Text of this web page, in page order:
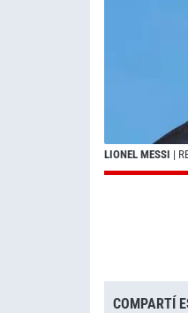
LIONEL MESSI |
COMPARTÍ